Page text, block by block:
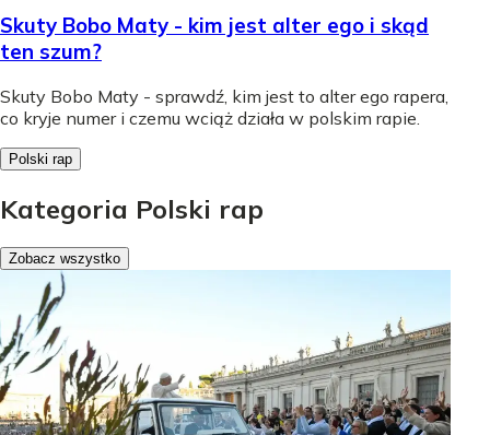
Skuty Bobo Maty - kim jest alter ego i skąd
ten szum?
Skuty Bobo Maty - sprawdź, kim jest to alter ego rapera,
co kryje numer i czemu wciąż działa w polskim rapie.
Polski rap
Kategoria Polski rap
Zobacz wszystko